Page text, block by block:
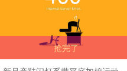
抢完了